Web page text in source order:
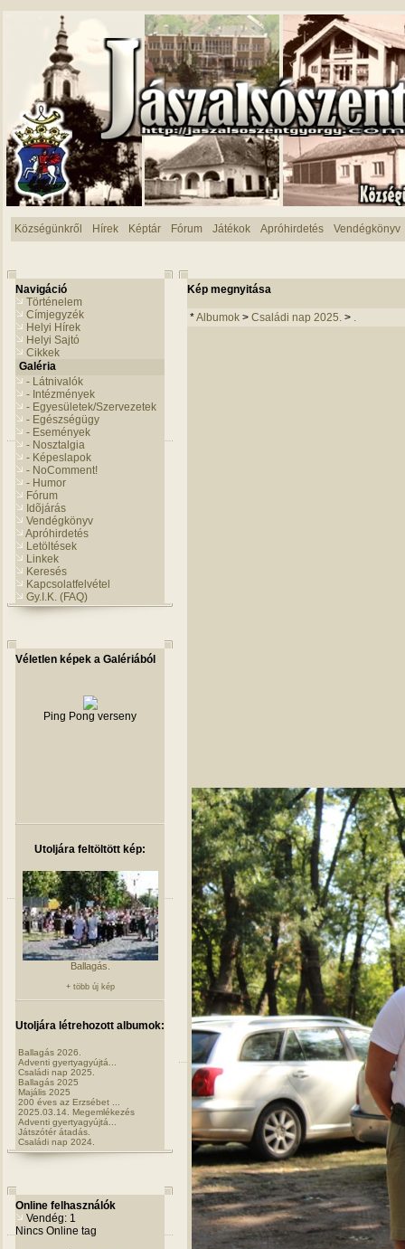
Községünkről Hírek Képtár Fórum Játékok Apróhirdetés Vendégkönyv
Navigáció
Történelem
Címjegyzék
Helyi Hírek
Helyi Sajtó
Cikkek
Galéria
- Látnivalók
- Intézmények
- Egyesületek/Szervezetek
- Egészségügy
- Események
- Nosztalgia
- Képeslapok
- NoComment!
- Humor
Fórum
Idõjárás
Vendégkönyv
Apróhirdetés
Letöltések
Linkek
Keresés
Kapcsolatfelvétel
Gy.I.K. (FAQ)
Véletlen képek a Galériából
Ping Pong verseny
Utoljára feltöltött kép:
Ballagás.
+ több új kép
Utoljára létrehozott albumok:
Ballagás 2026.
Adventi gyertyagyújtá...
Családi nap 2025.
Ballagás 2025
Majális 2025
200 éves az Erzsébet ...
2025.03.14. Megemlékezés
Adventi gyertyagyújtá...
Játszótér átadás.
Családi nap 2024.
Online felhasználók
Vendég: 1
Nincs Online tag
Kép megnyitása
*Albumok > Családi nap 2025. > .